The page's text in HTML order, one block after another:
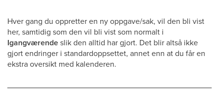
Hver gang du oppretter en ny oppgave/sak, vil den bli vist
her, samtidig som den vil bli vist som normalt i
Igangværendeslik den alltid har gjort. Det blir altså ikke
gjort endringer i standardoppsettet, annet enn at du får en
ekstra oversikt med kalenderen.